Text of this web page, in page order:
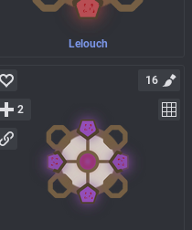
Lelouch
2
16